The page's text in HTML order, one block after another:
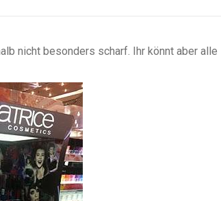
nicht besonders scharf. Ihr könnt aber alle